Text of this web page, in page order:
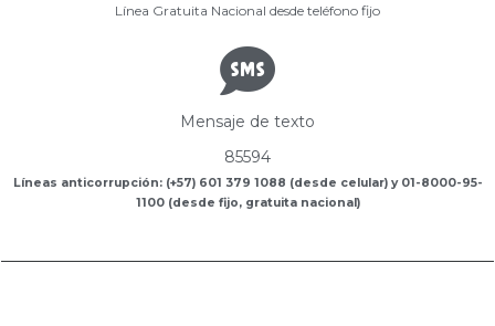
Línea Gratuita Nacional desde teléfono fijo
Mensaje de texto
85594
Líneas anticorrupción: (+57) 601 379 1088 (desde celular) y 01-8000-95-
1100 (desde fijo, gratuita nacional)